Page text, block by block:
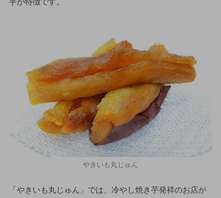
やきいも丸じゅん
「やきいも丸じゅん」では、冷やし焼き芋発祥のお店が